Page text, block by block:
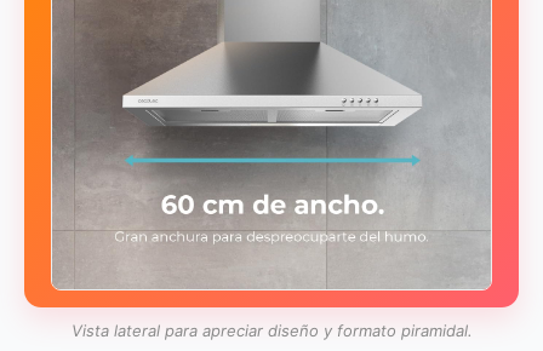
Vista lateral para apreciar diseño y formato piramidal.